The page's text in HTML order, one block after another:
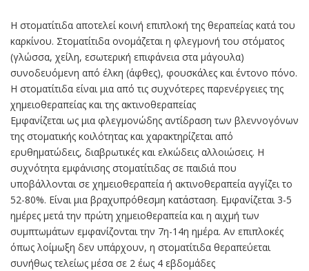
Η στοματίτιδα αποτελεί κοινή επιπλοκή της θεραπείας κατά του
καρκίνου. Στοματίτιδα ονομάζεται η φλεγμονή του στόματος
(γλώσσα, χείλη, εσωτερική επιφάνεια στα μάγουλα)
συνοδευόμενη από έλκη (άφθες), φουσκάλες και έντονο πόνο.
Η στοματίτιδα είναι μια από τις συχνότερες παρενέργειες της
χημειοθεραπείας και της ακτινοθεραπείας
Εμφανίζεται ως μια φλεγμονώδης αντίδραση των βλεννογόνων
της στοματικής κοιλότητας και χαρακτηρίζεται από
ερυθηματώδεις, διαβρωτικές και ελκώδεις αλλοιώσεις. Η
συχνότητα εμφάνισης στοματίτιδας σε παιδιά που
υποβάλλονται σε χημειοθεραπεία ή ακτινοθεραπεία αγγίζει το
52-80%. Είναι μια βραχυπρόθεσμη κατάσταση. Εμφανίζεται 3-5
ημέρες μετά την πρώτη χημειοθεραπεία και η αιχμή των
συμπτωμάτων εμφανίζονται την 7η-14η ημέρα. Αν επιπλοκές
όπως λοίμωξη δεν υπάρχουν, η στοματίτιδα θεραπεύεται
συνήθως τελείως μέσα σε 2 έως 4 εβδομάδες